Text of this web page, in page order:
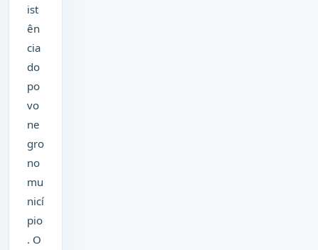
ist
ên
cia
do
po
vo
ne
gro
no
mu
nicí
pio
. O